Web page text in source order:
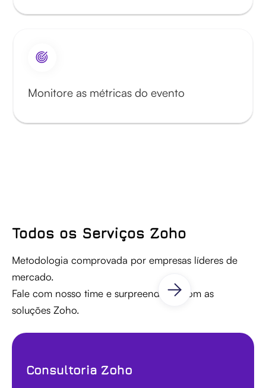
Monitore as métricas do evento
Todos os Serviços Zoho
Metodologia comprovada por empresas líderes de
mercado.
Fale com nosso time e surpreenda-se com as
soluções Zoho.
Consultoria Zoho